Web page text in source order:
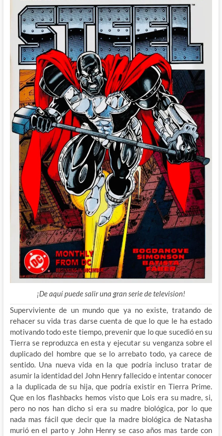
¡De aquí puede salir una gran serie de television!
Superviviente de un mundo que ya no existe, tratando de
rehacer su vida tras darse cuenta de que lo que le ha estado
motivando todo este tiempo, prevenir que lo que sucedió en su
Tierra se reproduzca en esta y ejecutar su venganza sobre el
duplicado del hombre que se lo arrebato todo, ya carece de
sentido. Una nueva vida en la que podría incluso tratar de
asumir la identidad del John Henry fallecido e intentar conocer
a la duplicada de su hija, que podría existir en Tierra Prime.
Que en los flashbacks hemos visto que Lois era su madre, si,
pero no nos han dicho si era su madre biológica, por lo que
nada mas fácil que decir que la madre biológica de Natasha
murió en el parto y John Henry se caso años mas tarde con